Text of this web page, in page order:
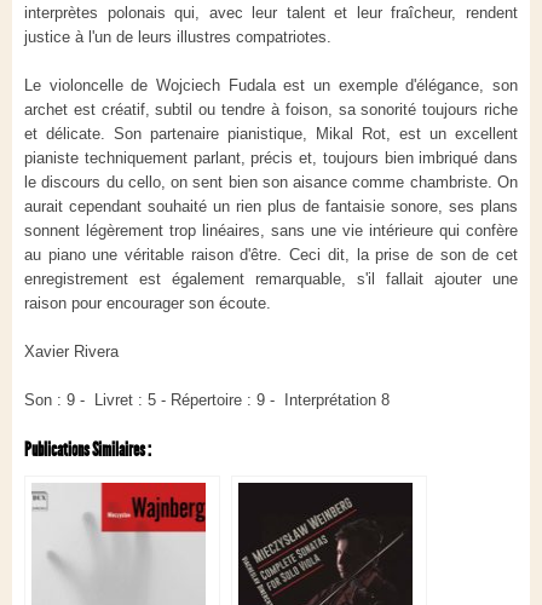
interprètes polonais qui, avec leur talent et leur fraîcheur, rendent
justice à l'un de leurs illustres compatriotes.
Le violoncelle de Wojciech Fudala est un exemple d'élégance, son
archet est créatif, subtil ou tendre à foison, sa sonorité toujours riche
et délicate. Son partenaire pianistique, Mikal Rot, est un excellent
pianiste techniquement parlant, précis et, toujours bien imbriqué dans
le discours du cello, on sent bien son aisance comme chambriste. On
aurait cependant souhaité un rien plus de fantaisie sonore, ses plans
sonnent légèrement trop linéaires, sans une vie intérieure qui confère
au piano une véritable raison d'être. Ceci dit, la prise de son de cet
enregistrement est également remarquable, s'il fallait ajouter une
raison pour encourager son écoute.
Xavier Rivera
Son : 9 - Livret : 5 - Répertoire : 9 - Interprétation 8
Publications Similaires :